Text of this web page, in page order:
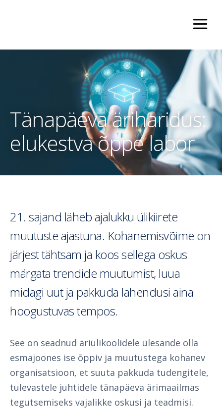
Tänapäeva äriharidus:
elukestva õppe labor
21. sajand läheb ajalukku ülikiirete
muutuste ajastuna. Kohanemisvõime on
järjest tähtsam ja koos sellega oskus
märgata trendide muutumist, luua
midagi uut ja pakkuda lahendusi aina
hoogustuvas tempos.
See on seadnud äriülikoolidele ülesande olla
esmajoones ise õppiv ja muutustega kohanev
organisatsioon, et suuta pakkuda tudengitele,
tulevastele juhtidele tänapäeva ärimaailmas
tegutsemiseks vajalikke oskusi ja teadmisi.